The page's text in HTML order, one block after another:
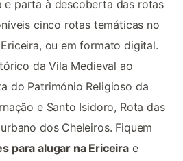
e parta à descoberta das rotas
cinco rotas temáticas no
ou em formato digital.
da Vila Medieval ao
do Património Religioso da
e Santo Isidoro, Rota das
dos Cheleiros. Fiquem
para alugar na Ericeirae